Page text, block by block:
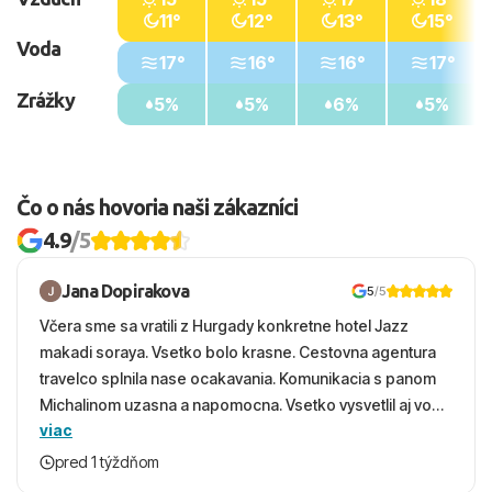
Voda
Zrážky
11°
17°
5%
12°
16°
5%
13°
16°
6%
15°
17°
5%
Čo o nás hovoria naši zákazníci
4.9/5
Jana Dopirakova 5/5
Včera sme sa vratili z Hurgady konkretne hotel Jazz
makadi soraya. Vsetko bolo krasne. Cestovna agentura
travelco splnila nase ocakavania. Komunikacia s panom
Michalinom uzasna a napomocna. Vsetko vysvetlil aj vo
vecernych hodinach zaco sa ospravedlnujem. Hotel
krasny, cisty. Sluzby top. Strava, prostredie, more,
viac
pred 1 týždňom